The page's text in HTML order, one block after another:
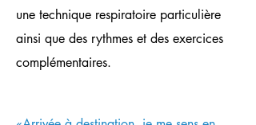
une technique respiratoire particulière
ainsi que des rythmes et des exercices
complémentaires.